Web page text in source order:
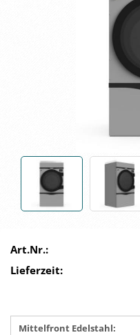
Art.Nr.:
Lieferzeit:
Mittelfront Edelstahl: